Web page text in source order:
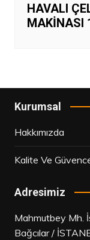
HAVALI
MAKİNASI
Kurumsal
Hakkımızda
Kalite Ve
Adresimiz
Mahmutbey Mh.
Bağcılar /